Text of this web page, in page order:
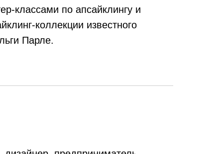
классами по апсайклингу и
коллекции известного
Парле.